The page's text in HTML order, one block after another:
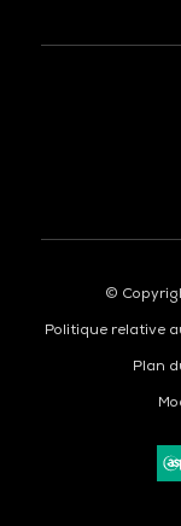
©
Politique relative
Plan